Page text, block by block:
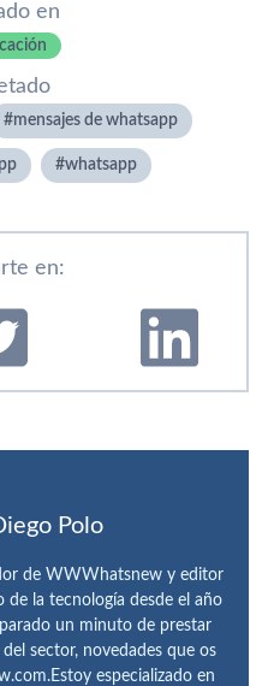
en
mensajes de whatsapp
whatsapp
en:
Polo
de WWWhatsnew y editor
de la tecnología desde el año
un minuto de prestar
sector, novedades que os
especializado en